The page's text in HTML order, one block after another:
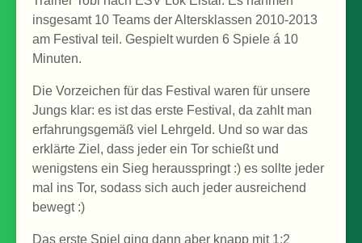
insgesamt 10 Teams der Altersklassen 2010-2013
am Festival teil. Gespielt wurden 6 Spiele á 10
Minuten.
Die Vorzeichen für das Festival waren für unsere
Jungs klar: es ist das erste Festival, da zahlt man
erfahrungsgemäß viel Lehrgeld. Und so war das
erklärte Ziel, dass jeder ein Tor schießt und
wenigstens ein Sieg herausspringt :) es sollte jeder
mal ins Tor, sodass sich auch jeder ausreichend
bewegt :)
Das erste Spiel ging dann aber knapp mit 1:2